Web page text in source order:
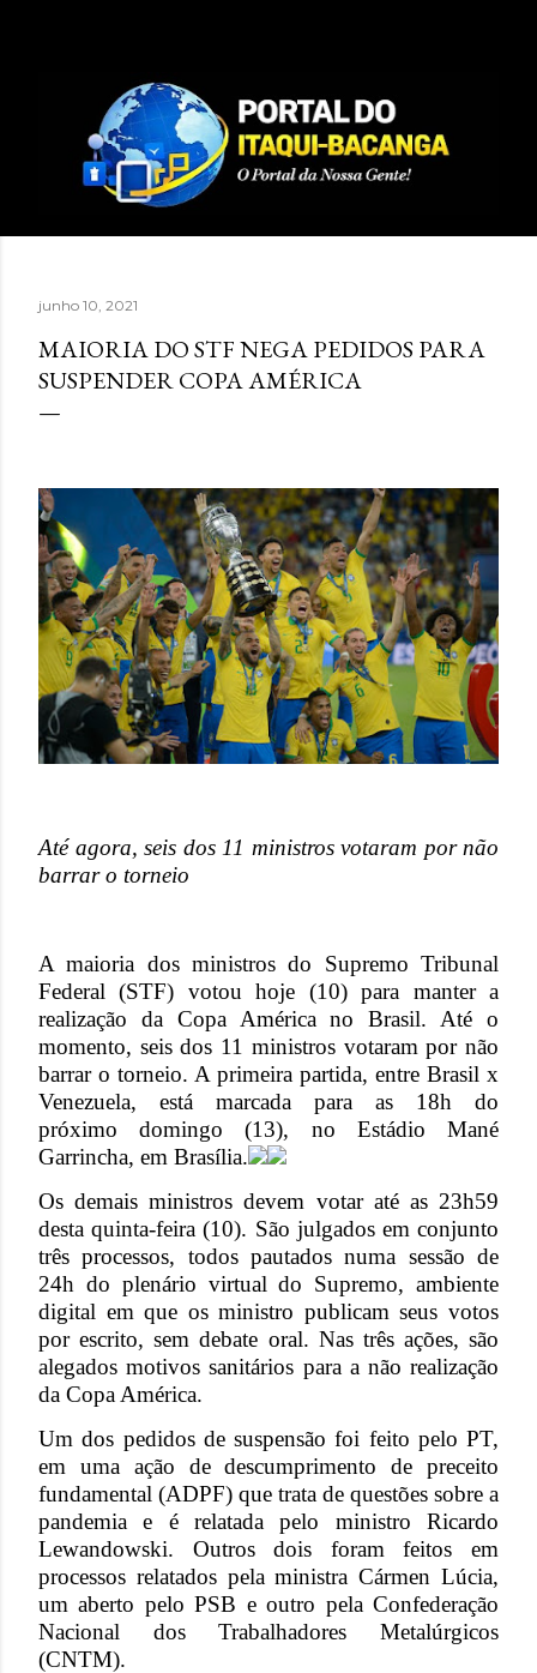
junho 10, 2021
MAIORIA DO STF NEGA PEDIDOS PARA
SUSPENDER COPA AMÉRICA
Até agora, seis dos 11 ministros votaram por não
barrar o torneio
A maioria dos ministros do Supremo Tribunal
Federal (STF) votou hoje (10) para manter a
realização da Copa América no Brasil. Até o
momento, seis dos 11 ministros votaram por não
barrar o torneio. A primeira partida, entre Brasil x
Venezuela, está marcada para as 18h do
próximo domingo (13), no Estádio Mané
Garrincha, em Brasília.
Os demais ministros devem votar até as 23h59
desta quinta-feira (10). São julgados em conjunto
três processos, todos pautados numa sessão de
24h do plenário virtual do Supremo, ambiente
digital em que os ministro publicam seus votos
por escrito, sem debate oral. Nas três ações, são
alegados motivos sanitários para a não realização
da Copa América.
Um dos pedidos de suspensão foi feito pelo PT,
em uma ação de descumprimento de preceito
fundamental (ADPF) que trata de questões sobre a
pandemia e é relatada pelo ministro Ricardo
Lewandowski. Outros dois foram feitos em
processos relatados pela ministra Cármen Lúcia,
um aberto pelo PSB e outro pela Confederação
Nacional dos Trabalhadores Metalúrgicos
(CNTM).